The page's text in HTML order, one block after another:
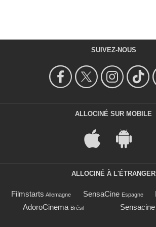
SUIVEZ-NOUS
ALLOCINÉ SUR MOBILE
ALLOCINÉ À L'ÉTRANGER
Filmstarts Allemagne SensaCine Espagne
AdoroCinema Brésil